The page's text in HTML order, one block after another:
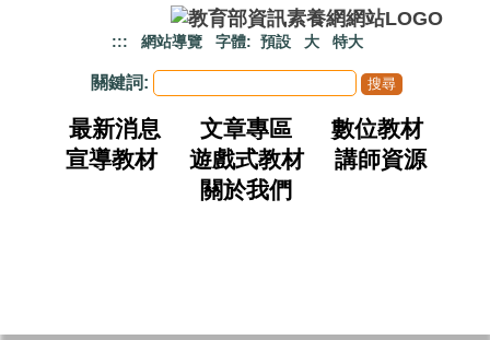
::: 網站導覽 字體: 預設 大 特大
關鍵詞:
最新消息 文章專區
數位教材
宣導教材
遊戲式教材
講師資源
關於我們